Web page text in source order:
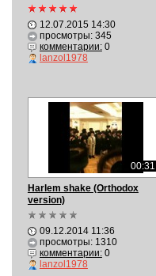
12.07.2015 14:30
просмотры: 345
комментарии:0
lanzol1978
00:31
Harlem shake (Orthodox
version)
09.12.2014 11:36
просмотры: 1310
комментарии:0
lanzol1978